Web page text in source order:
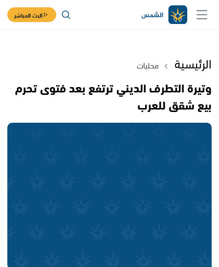
البث المباشر
الرئيسية محليات
وتيرة التطرف الديني ترتفع بعد فتوى تحرم
بيع شقق للعرب